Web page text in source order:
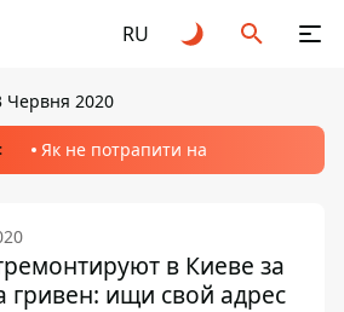
RU
Червня 2020
Як не потрапити на
в Киеве за
гривен: ищи свой адрес